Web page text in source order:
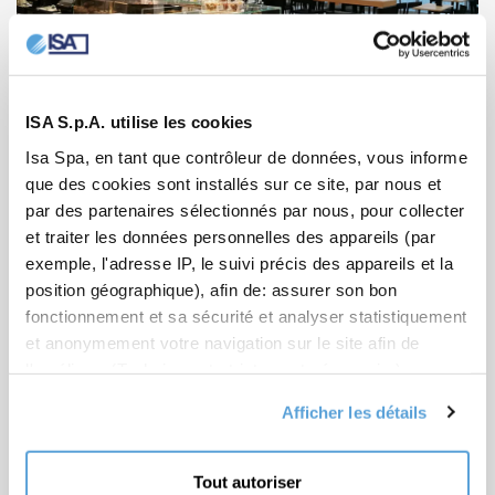
ISA S.p.A. utilise les cookies
Isa Spa, en tant que contrôleur de données, vous informe
que des cookies sont installés sur ce site, par nous et
par des partenaires sélectionnés par nous, pour collecter
et traiter les données personnelles des appareils (par
exemple, l'adresse IP, le suivi précis des appareils et la
position géographique), afin de: assurer son bon
fonctionnement et sa sécurité et analyser statistiquement
et anonymement votre navigation sur le site afin de
fonction de vos centres d'intérêt, des préférences que
vous avez exprimées et de votre localisation (Offres
commerciales personnalisées) ; partager des
Afficher les détails
Tout autoriser
Chef Express Interporto
Bologna
BAR, RESTAURANT / 2018
Bologna